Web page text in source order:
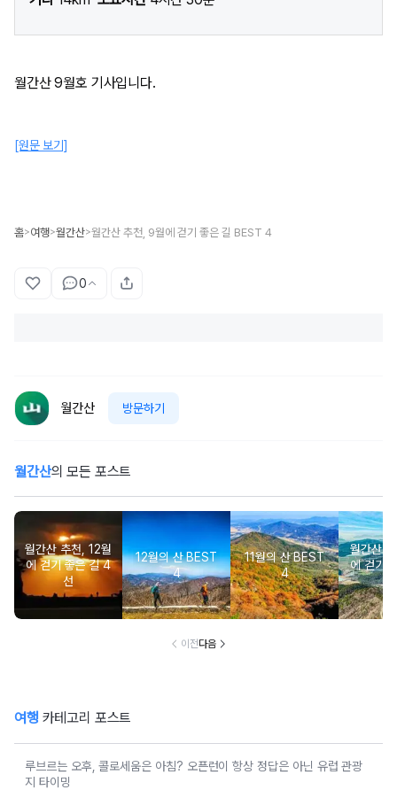
월간산 9월호 기사입니다.
[원문 보기]
홈>여행>월간산>월간산 추천, 9월에 걷기 좋은 길 BEST 4
0
월간산 방문하기
월간산의 모든 포스트
월간산 추천, 12월
에 걷기 좋은 길 4
선
12월의 산 BEST
4
11월의 산 BEST
4
월간산
에 걷기
이전다음
여행 카테고리 포스트
루브르는 오후, 콜로세움은 아침? 오픈런이 항상 정답은 아닌 유럽 관광
지 타이밍